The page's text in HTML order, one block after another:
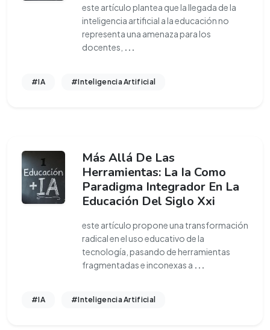
este artículo plantea que la llegada de la
inteligencia artificial a la educación no
representa una amenaza para los
docentes, ...
#IA #Inteligencia Artificial
Más Allá De Las
Herramientas: La Ia Como
Paradigma Integrador En La
Educación Del Siglo Xxi
este artículo propone una transformación
radical en el uso educativo de la
tecnología, pasando de herramientas
fragmentadas e inconexas a ...
#IA #Inteligencia Artificial